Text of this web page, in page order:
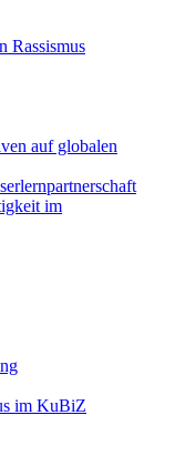
Rassismus
auf globalen
im
im KuBiZ